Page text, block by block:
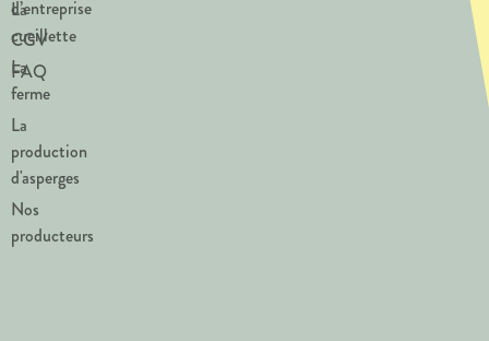
La
cueillette
La
ferme
La
production
d'asperges
Nos
producteurs
d’entreprise
CGV
FAQ